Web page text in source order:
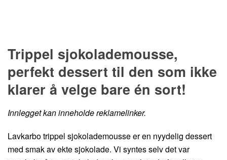
Trippel sjokolademousse,
perfekt dessert til den som ikke
klarer å velge bare én sort!
Innlegget kan inneholde reklamelinker.
Lavkarbo trippel sjokolademousse er en nyydelig dessert
med smak av ekte sjokolade. Vi syntes selv det var